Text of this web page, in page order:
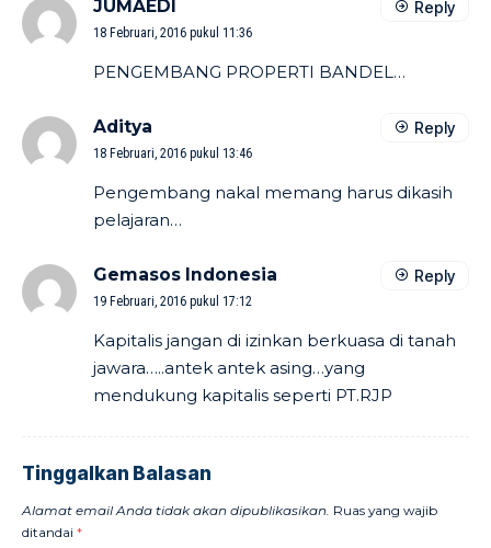
JUMAEDI
18 Februari, 2016 pukul 11:36
PENGEMBANG PROPERTI BANDEL…
Reply
Aditya
18 Februari, 2016 pukul 13:46
Pengembang nakal memang harus dikasih
pelajaran…
Reply
Gemasos Indonesia
19 Februari, 2016 pukul 17:12
Kapitalis jangan di izinkan berkuasa di tanah
jawara…..antek antek asing…yang
mendukung kapitalis seperti PT.RJP
Reply
Tinggalkan Balasan
Alamat email Anda tidak akan dipublikasikan. Ruas yang wajib
ditandai *